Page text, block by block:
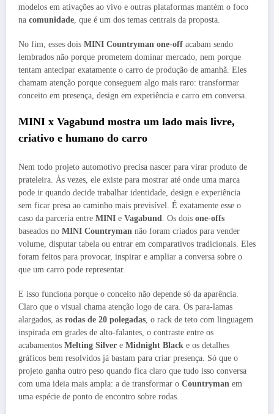
modelos em ativações ao vivo e outras plataformas mantém o foco
na comunidade , que é um dos temas centrais da proposta.
No fim, esses dois MINI Countryman one-off acabam sendo
lembrados não porque prometem dominar mercado, nem porque
tentam antecipar exatamente o carro de produção de amanhã. Eles
chamam atenção porque conseguem algo mais raro: transformar
conceito em presença, design em experiência e carro em conversa.
MINI x Vagabund mostra um lado mais livre,
criativo e humano do carro
Nem todo projeto automotivo precisa nascer para virar produto de
prateleira. Às vezes, ele existe para mostrar até onde uma marca
pode ir quando decide trabalhar identidade, design e experiência
sem ficar presa ao caminho mais previsível. É exatamente esse o
caso da parceria entre MINI e Vagabund . Os dois one-offs
baseados no MINI Countryman não foram criados para vender
volume, disputar tabela ou entrar em comparativos tradicionais. Eles
foram feitos para provocar, inspirar e ampliar a conversa sobre o
que um carro pode representar.
E isso funciona porque o conceito não depende só da aparência.
Claro que o visual chama atenção logo de cara. Os para-lamas
alargados, as rodas de 20 polegadas , o rack de teto com linguagem
inspirada em grades de alto-falantes, o contraste entre os
acabamentos Melting Silver e Midnight Black e os detalhes
gráficos bem resolvidos já bastam para criar presença. Só que o
projeto ganha outro peso quando fica claro que tudo isso conversa
com uma ideia mais ampla: a de transformar o Countryman em
uma espécie de ponto de encontro sobre rodas.